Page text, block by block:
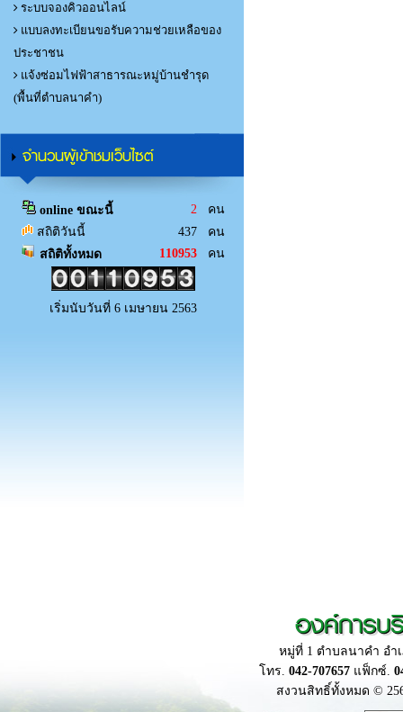
ระบบจองคิวออนไลน์
แบบลงทะเบียนขอรับความช่วยเหลือของ
ประชาชน
แจ้งซ่อมไฟฟ้าสาธารณะหมู่บ้านชำรุด
(พื้นที่ตำบลนาคำ)
จำนวนผู้เข้าชมเว็บไซต์
online ขณะนี้ 2 คน
สถิติวันนี้
437 คน
สถิติทั้งหมด
110953 คน
เริ่มนับวันที่ 6 เมษายน 2563
องค์การบ
หมู่ที่ 1 ตำบลนาคำ อำ
โทร. 042-707657 แฟ็กซ์.
สงวนสิทธิ์ทั้งหมด ©